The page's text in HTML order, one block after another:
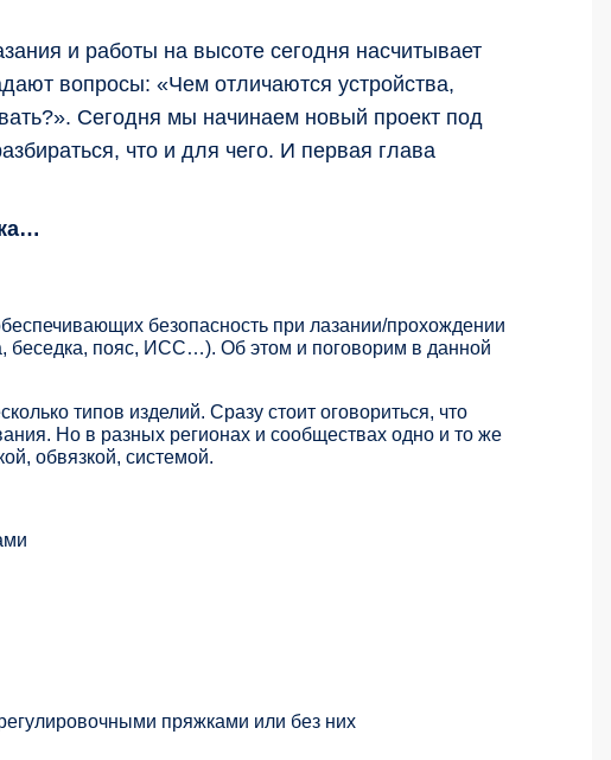
и работы на высоте сегодня насчитывает
вопросы: «Чем отличаются устройства,
Сегодня мы начинаем новый проект под
что и для чего. И первая глава
безопасность при лазании/прохождении
беседка, пояс, ИСС…). Об этом и поговорим в данной
типов изделий. Сразу стоит оговориться, что
Но в разных регионах и сообществах одно и то же
обвязкой, системой.
пряжками или без них